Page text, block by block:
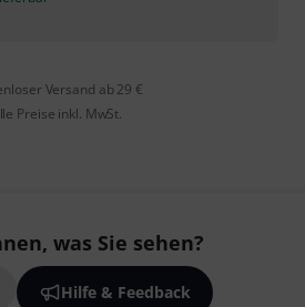
Versand ab 29 €
Preise inkl. MwSt.
was Sie sehen?
Hilfe & Feedback